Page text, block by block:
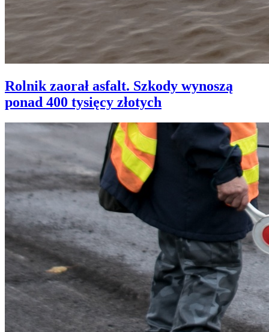
Rolnik zaorał asfalt. Szkody wynoszą
ponad 400 tysięcy złotych